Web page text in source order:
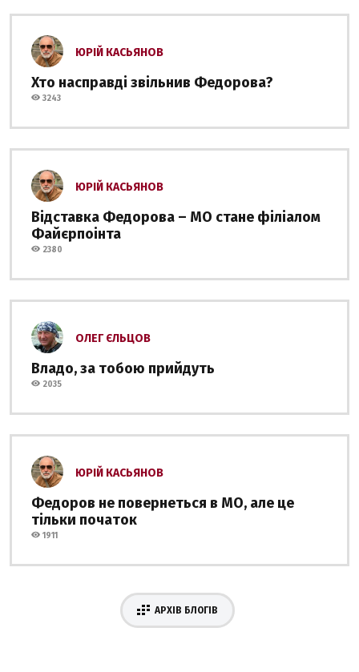
ЮРІЙ КАСЬЯНОВ
Хто насправді звільнив Федорова?
3243
ЮРІЙ КАСЬЯНОВ
Відставка Федорова – МО стане філіалом
Файєрпоінта
2380
ОЛЕГ ЄЛЬЦОВ
Владо, за тобою прийдуть
2035
ЮРІЙ КАСЬЯНОВ
Федоров не повернеться в МО, але це
тільки початок
1911
АРХІВ БЛОГІВ